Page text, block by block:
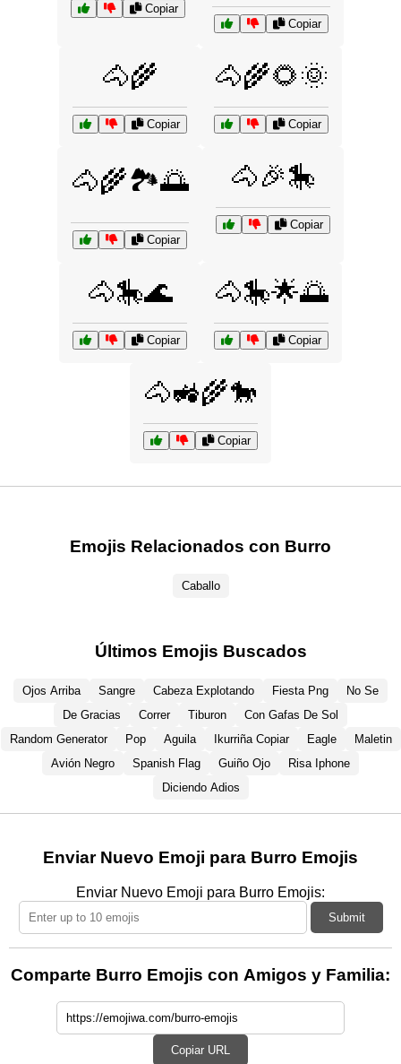
Copiar
Copiar
🐴🌾
Copiar
🐴🌾🌻🌞
Copiar
🐴🌾🏞️🌅
Copiar
🐴🎉🎠
Copiar
🐴🎠🌊
Copiar
🐴🎠🌟🌅
Copiar
🐴🚜🌾🐎
Copiar
Emojis Relacionados con Burro
Caballo
Últimos Emojis Buscados
Ojos Arriba Sangre Cabeza Explotando Fiesta Png
No Se
De Gracias
Correr Tiburon
Con Gafas De Sol
Random Generator
Pop Aguila Ikurriña Copiar Eagle
Maletin
Avión Negro
Spanish Flag Guiño Ojo
Risa Iphone
Diciendo Adios
Enviar Nuevo Emoji para Burro Emojis
Enviar Nuevo Emoji para Burro Emojis:
Submit
Comparte Burro Emojis con Amigos y Familia:
Copiar URL